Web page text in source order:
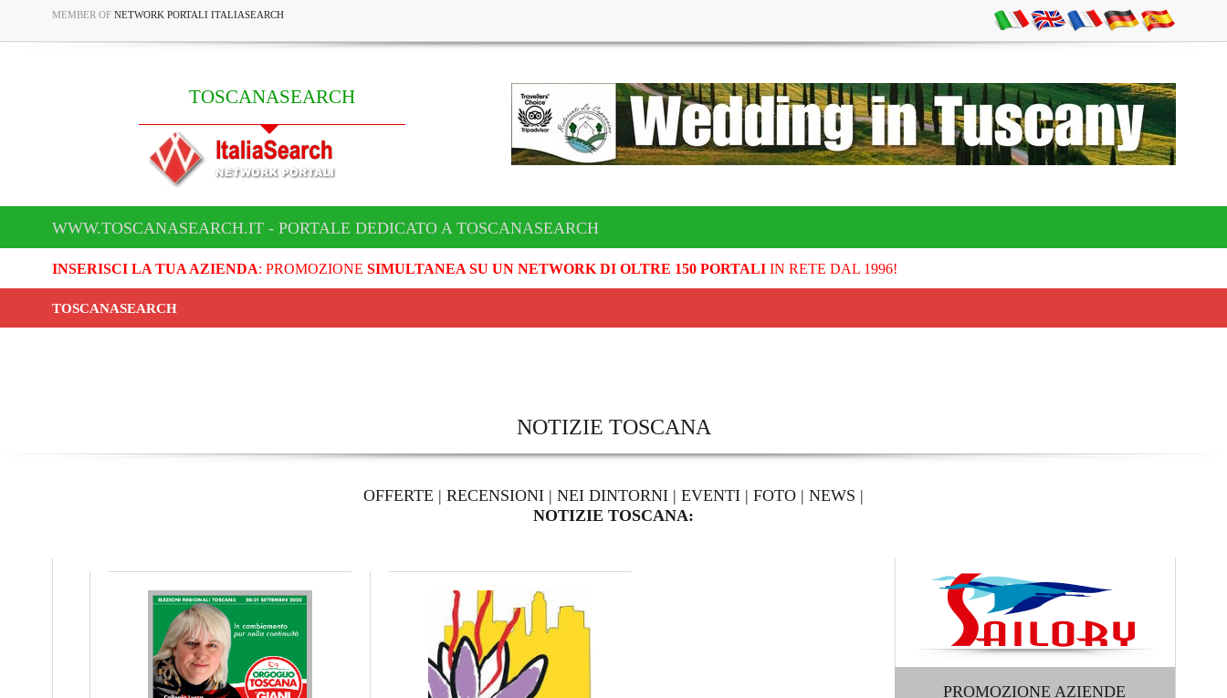
MEMBER OF NETWORK PORTALI ITALIASEARCH
TOSCANASEARCH
WWW.TOSCANASEARCH.IT - PORTALE DEDICATO A TOSCANASEARCH
INSERISCI LA TUA AZIENDA: PROMOZIONE SIMULTANEA SU UN NETWORK DI OLTRE 150 PORTALIIN RETE DAL 1996!
TOSCANASEARCH
NOTIZIE TOSCANA
OFFERTE | RECENSIONI | NEI DINTORNI | EVENTI | FOTO | NEWS |
NOTIZIE TOSCANA:
PROMOZIONE AZIENDE